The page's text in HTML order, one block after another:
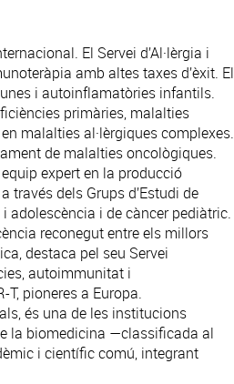
El Servei d’Al·lèrgia i
amb altes taxes d’èxit. El
i autoinflamatòries infantils.
primàries, malalties
malalties al·lèrgiques complexes.
de malalties oncològiques.
expert en la producció
través dels Grups d’Estudi de
adolescència i de càncer pediàtric.
reconegut entre els millors
destaca pel seu Servei
autoimmunitat i
pioneres a Europa.
és una de les institucions
la biomedicina —classificada al
i científic comú, integrant